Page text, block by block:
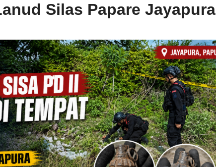
Silas Papare Jayapura